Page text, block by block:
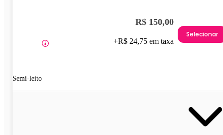
Semi-leito
R$ 150,00
+R$ 24,75 em taxa
Selecionar